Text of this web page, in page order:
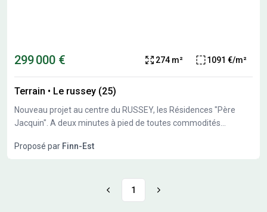
299 000 € 274 m² 1091 €/m²
Terrain • Le russey (25)
Nouveau projet au centre du RUSSEY, les Résidences "Père
Jacquin". A deux minutes à pied de toutes commodités
vous présente votre future maison individuelle au sein d'un
une couverte, terrasse... en formule clés en main. 299 000 €
tout compris, maison + terrain
Proposé par Finn-Est
1